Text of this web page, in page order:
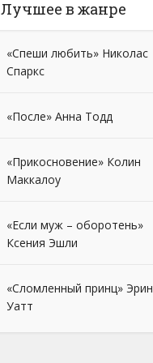
Лучшее в жанре
«Спеши любить» Николас
Спаркс
«После» Анна Тодд
«Прикосновение» Колин
Маккалоу
«Если муж – оборотень»
Ксения Эшли
«Сломленный принц» Эрин
Уатт